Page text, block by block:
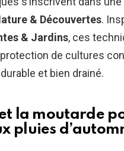
& Découvertes.
& Jardins, ces
de cultures
et bien drainé.
la moutarde
pluies